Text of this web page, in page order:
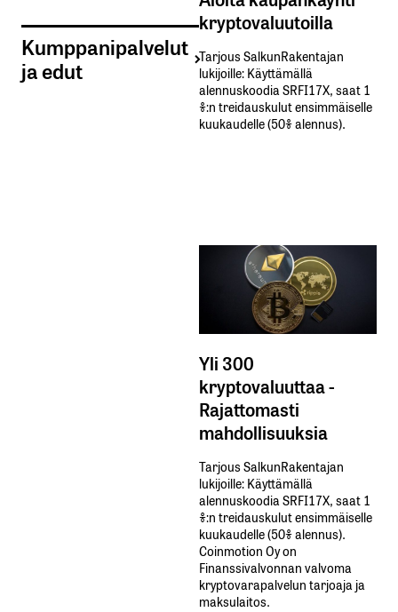
Kumppanipalvelut
ja edut
kryptovaluutoilla
Tarjous SalkunRakentajan
lukijoille: Käyttämällä​ ​
alennuskoodia​ ​SRFI17X,​ ​saat​ ​1
%:n treidauskulut​ ​ensimmäiselle​ ​
kuukaudelle​ ​(50%​ ​alennus).
Yli 300
kryptovaluuttaa -
Rajattomasti
mahdollisuuksia
Tarjous SalkunRakentajan
lukijoille: Käyttämällä​ ​
alennuskoodia​ ​SRFI17X,​ ​saat​ ​1
%:n treidauskulut​ ​ensimmäiselle​ ​
kuukaudelle​ ​(50%​ ​alennus).
Coinmotion Oy on
Finanssivalvonnan valvoma
kryptovarapalvelun tarjoaja ja
maksulaitos.